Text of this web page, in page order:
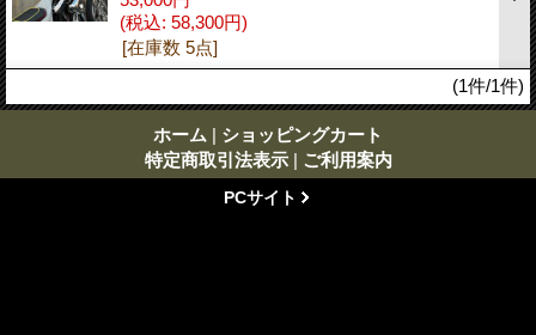
(税込: 58,300円)
[在庫数 5点]
(1件/1件)
ホーム | ショッピングカート
特定商取引法表示 | ご利用案内
PCサイト